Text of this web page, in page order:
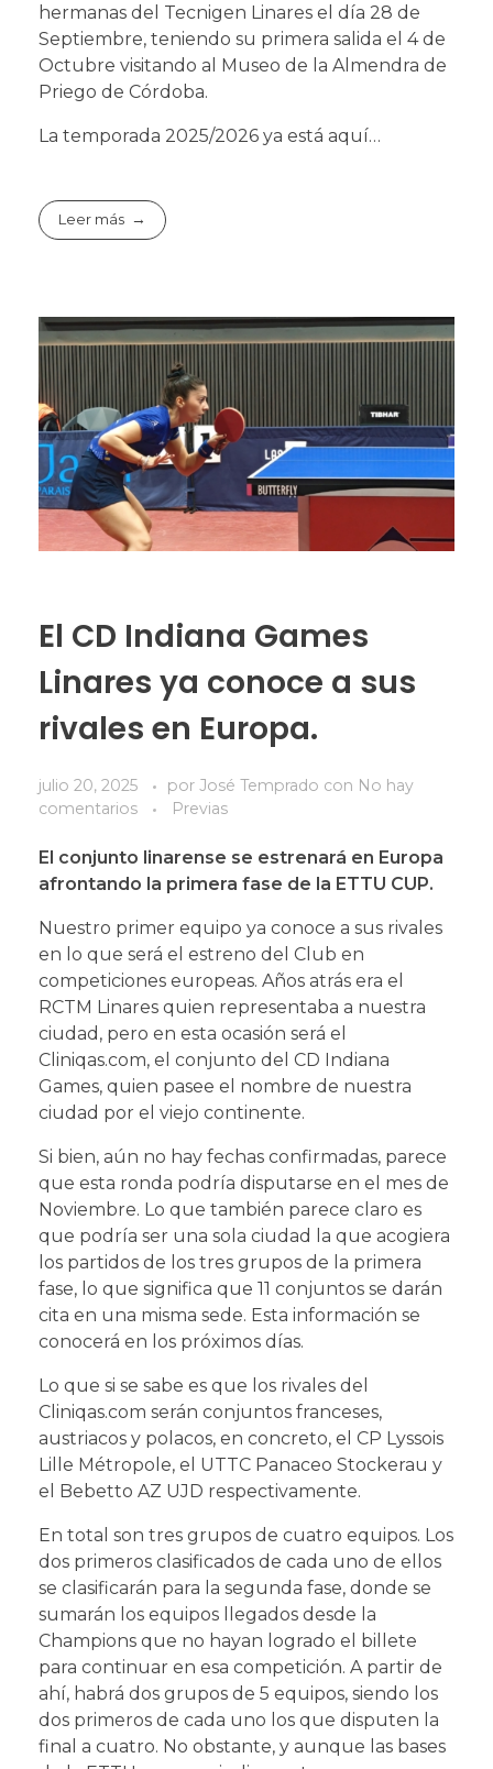
hermanas del Tecnigen Linares el día 28 de
Septiembre, teniendo su primera salida el 4 de
Octubre visitando al Museo de la Almendra de
Priego de Córdoba.
La temporada 2025/2026 ya está aquí…
Leer más
El CD Indiana Games
Linares ya conoce a sus
rivales en Europa.
julio 20, 2025 por José Temprado con No hay
comentarios
Previas
El conjunto linarense se estrenará en Europa
afrontando la primera fase de la ETTU CUP.
Nuestro primer equipo ya conoce a sus rivales
en lo que será el estreno del Club en
competiciones europeas. Años atrás era el
RCTM Linares quien representaba a nuestra
ciudad, pero en esta ocasión será el
Cliniqas.com, el conjunto del CD Indiana
Games, quien pasee el nombre de nuestra
ciudad por el viejo continente.
Si bien, aún no hay fechas confirmadas, parece
que esta ronda podría disputarse en el mes de
Noviembre. Lo que también parece claro es
que podría ser una sola ciudad la que acogiera
los partidos de los tres grupos de la primera
fase, lo que significa que 11 conjuntos se darán
cita en una misma sede. Esta información se
conocerá en los próximos días.
Lo que si se sabe es que los rivales del
Cliniqas.com serán conjuntos franceses,
austriacos y polacos, en concreto, el CP Lyssois
Lille Métropole, el UTTC Panaceo Stockerau y
el Bebetto AZ UJD respectivamente.
En total son tres grupos de cuatro equipos. Los
dos primeros clasificados de cada uno de ellos
se clasificarán para la segunda fase, donde se
sumarán los equipos llegados desde la
Champions que no hayan logrado el billete
para continuar en esa competición. A partir de
ahí, habrá dos grupos de 5 equipos, siendo los
dos primeros de cada uno los que disputen la
final a cuatro. No obstante, y aunque las bases